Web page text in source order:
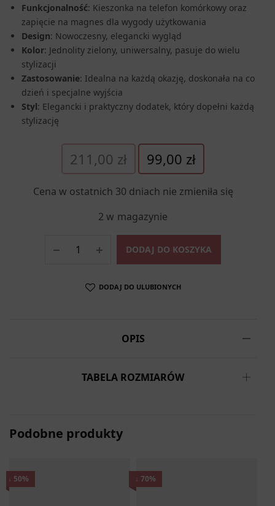
Funkcjonalność: Kieszonka na telefon komórkowy oraz
zapięcie na magnes dla wygody użytkowania
Design: Nowoczesny, elegancki wygląd
Kolor: Jednolity zielony, uniwersalny, pasuje do wielu
stylizacji
Zastosowanie: Idealna na każdą okazję, doskonała na co
dzień i specjalne wyjścia
Styl: Elegancki i praktyczny dodatek, który dopełni każdą
stylizację
211,00 zł
cena
99,00 zł
99,00 zł.
Cena w ostatnich 30 dniach nie zmieniła się
2 w magazynie
DODAJ DO KOSZYKA
DODAJ DO ULUBIONYCH
OPIS
TABELA ROZMIARÓW
Podobne produkty
↓ 50% ↓ 70%